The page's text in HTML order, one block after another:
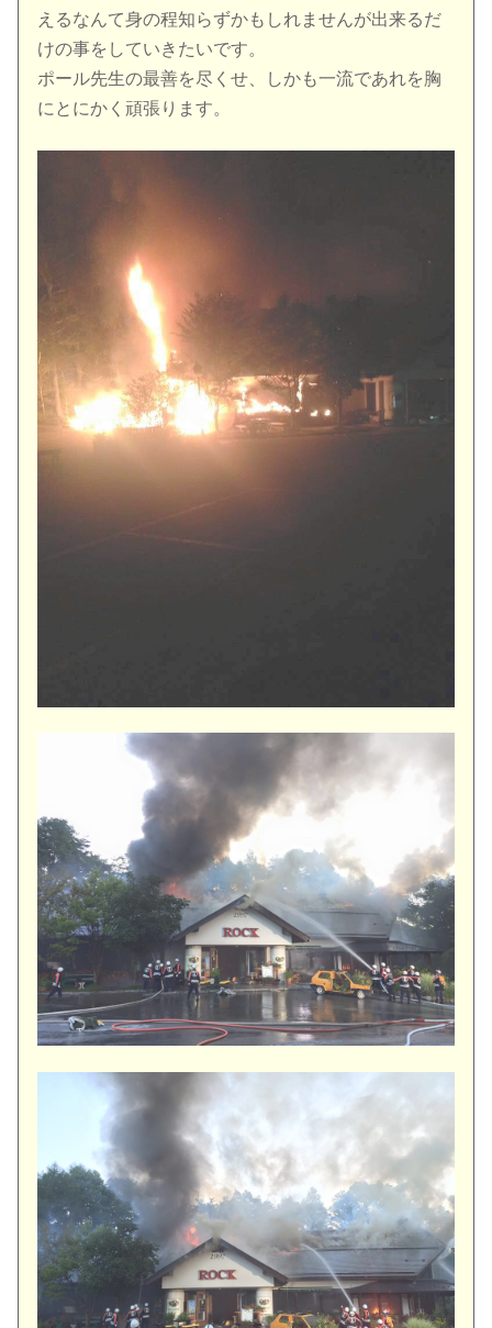
えるなんて身の程知らずかもしれませんが出来るだ
けの事をしていきたいです。
ポール先生の最善を尽くせ、しかも一流であれを胸
にとにかく頑張ります。